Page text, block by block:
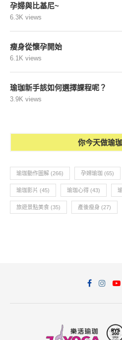
孕婦與比基尼~
6.3K views
瘦身從懷孕開始
6.1K views
瑜珈新手該如何選擇課程呢？
3.9K views
你今天做瑜
瑜珈動作圖解 (266) 孕婦瑜珈 (65)
瑜珈影片 (45) 瑜珈心得 (43)
旅遊景點美食 (35) 產後瘦身 (27)